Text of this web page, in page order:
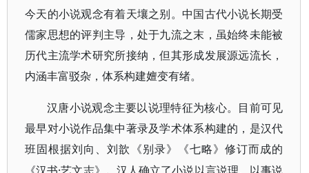
今天的小说观念有着天壤之别。中国古代小说长期受
儒家思想的评判主导，处于九流之末，虽始终未能被
历代主流学术研究所接纳，但其形成发展源远流长，
内涵丰富驳杂，体系构建嬗变有绪。
汉唐小说观念主要以说理特征为核心。目前可见
最早对小说作品集中著录及学术体系构建的，是汉代
班固根据刘向、刘歆《别录》《七略》修订而成的
《汉书